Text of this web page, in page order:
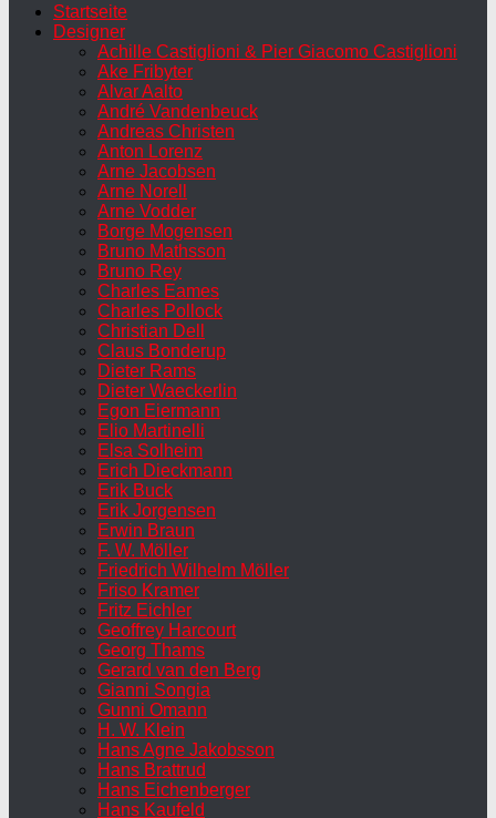
Startseite
Designer
Achille Castiglioni & Pier Giacomo Castiglioni
Ake Fribyter
Alvar Aalto
André Vandenbeuck
Andreas Christen
Anton Lorenz
Arne Jacobsen
Arne Norell
Arne Vodder
Borge Mogensen
Bruno Mathsson
Bruno Rey
Charles Eames
Charles Pollock
Christian Dell
Claus Bonderup
Dieter Rams
Dieter Waeckerlin
Egon Eiermann
Elio Martinelli
Elsa Solheim
Erich Dieckmann
Erik Buck
Erik Jorgensen
Erwin Braun
F. W. Möller
Friedrich Wilhelm Möller
Friso Kramer
Fritz Eichler
Geoffrey Harcourt
Georg Thams
Gerard van den Berg
Gianni Songia
Gunni Omann
H. W. Klein
Hans Agne Jakobsson
Hans Brattrud
Hans Eichenberger
Hans Kaufeld